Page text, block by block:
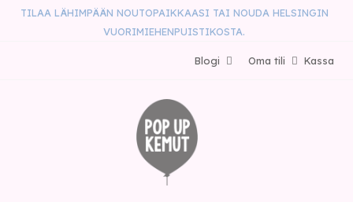
TILAA LÄHIMPÄÄN NOUTOPAIKKAASI TAI NOUDA HELSINGIN
VUORIMIEHENPUISTIKOSTA.
Kassa
Oma tili
Blogi